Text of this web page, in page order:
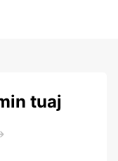
tuaj